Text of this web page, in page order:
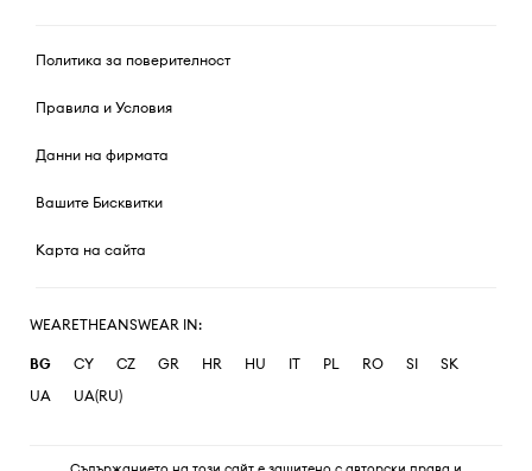
Политика за поверителност
Правила и Условия
Данни на фирмата
Вашите Бисквитки
Карта на сайта
WEARETHEANSWEAR IN:
BG CY CZ GR HR HU IT PL RO SI
SK
UA
UA(RU)